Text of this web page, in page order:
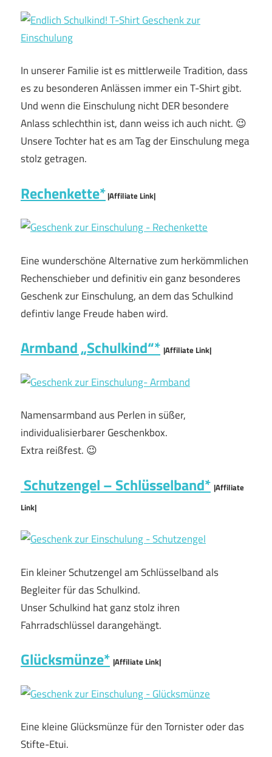
In unserer Familie ist es mittlerweile Tradition, dass
es zu besonderen Anlässen immer ein T-Shirt gibt.
Und wenn die Einschulung nicht DER besondere
Anlass schlechthin ist, dann weiss ich auch nicht. 😉
Unsere Tochter hat es am Tag der Einschulung mega
stolz getragen.
Rechenkette*|Affiliate Link|
Eine wunderschöne Alternative zum herkömmlichen
Rechenschieber und definitiv ein ganz besonderes
Geschenk zur Einschulung, an dem das Schulkind
defintiv lange Freude haben wird.
Armband „Schulkind“* |Affiliate Link|
Namensarmband aus Perlen in süßer,
individualisierbarer Geschenkbox.
Extra reißfest. 😉
Schutzengel – Schlüsselband* |Affiliate
Link|
Ein kleiner Schutzengel am Schlüsselband als
Begleiter für das Schulkind.
Unser Schulkind hat ganz stolz ihren
Fahrradschlüssel darangehängt.
Glücksmünze* |Affiliate Link|
Eine kleine Glücksmünze für den Tornister oder das
Stifte-Etui.